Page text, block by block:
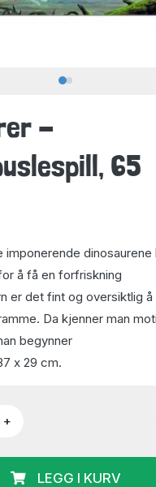
-
65
imponerende
å få en forfriskning
er det fint og oversiktlig å
Da kjenner man
begynner
x 29 cm.
+
LEGG I KURV